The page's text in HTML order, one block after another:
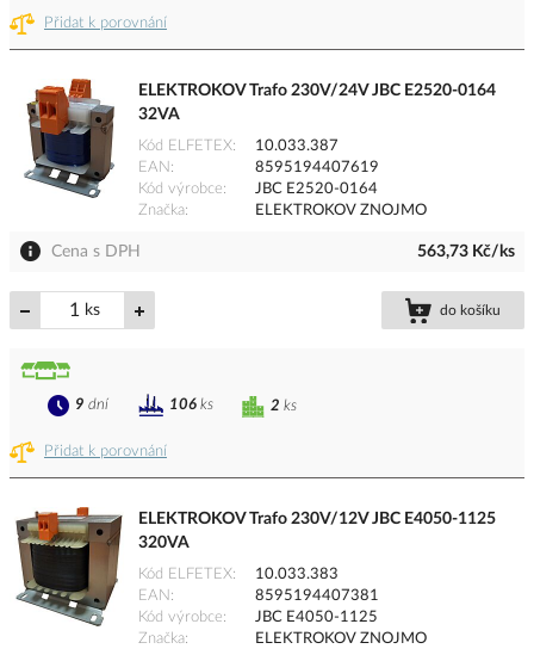
Přidat k porovnání
ELEKTROKOV Trafo 230V/24V JBC E2520-0164
32VA
Kód ELFETEX
10.033.387
EAN
8595194407619
Kód výrobce
JBC E2520-0164
Značka
ELEKTROKOV ZNOJMO
Cena s DPH 563,73 Kč/ks
ks do košíku
Přidat k porovnání
2 ks
9 dní 106 ks
ELEKTROKOV Trafo 230V/12V JBC E4050-1125
320VA
Kód ELFETEX
10.033.383
EAN
8595194407381
Kód výrobce
JBC E4050-1125
Značka
ELEKTROKOV ZNOJMO